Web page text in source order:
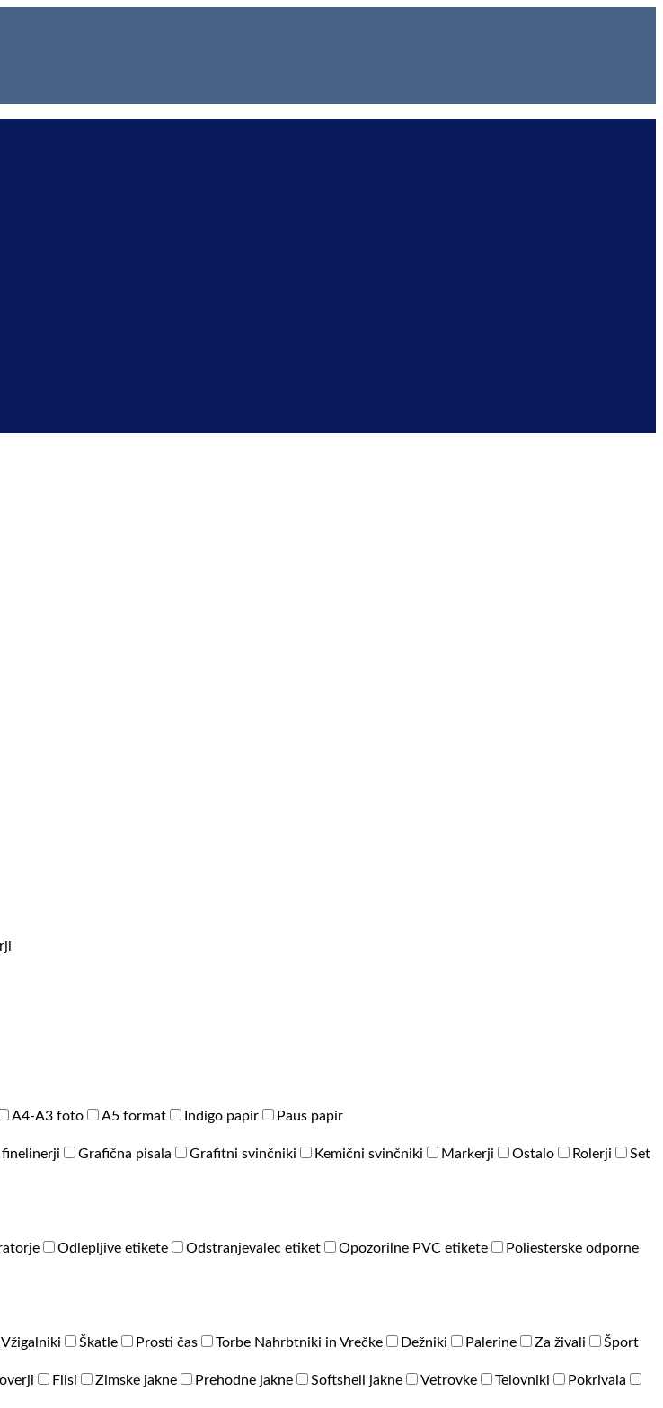
A4-A3 foto A5 format Indigo papir
Paus papir
Grafična pisala Grafitni svinčniki Kemični svinčniki Markerji Ostalo Rolerji
Set
Odlepljive etikete Odstranjevalec etiket Opozorilne PVC etikete
Poliesterske odporne
Vžigalniki Škatle Prosti čas Torbe Nahrbtniki in Vrečke Dežniki Palerine Za živali
Šport
Flisi Zimske jakne Prehodne jakne Softshell jakne Vetrovke Telovniki
Pokrivala